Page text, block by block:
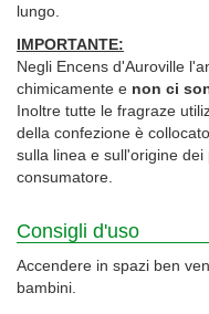
lungo.
IMPORTANTE:
Negli Encens d'Auroville
chimicamente e non ci
Inoltre tutte le fragraze
della confezione è
sulla linea e sull'origine
consumatore.
Consigli d'uso
Accendere in spazi ben
bambini.